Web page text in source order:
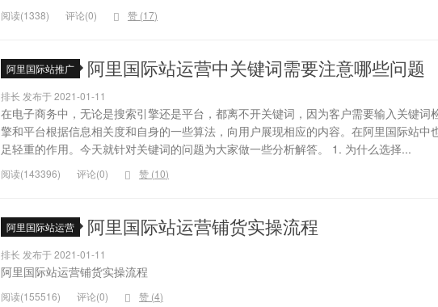
阅读(1338) 评论(0) 赞 (17)
阿里国际站推广 阿里国际站运营中关键词需要注意哪些问题
排长 发布于 2021-01-11
在电子商务中，无论是搜索引擎还是平台，都离不开关键词，因为客户需要输入关键词
擎和平台根据信息相关度和自身的一些算法，向用户展现相应的内容。在阿里国际站中
足轻重的作用。今天就针对关键词的问题为大家做一些分析解答。 1. 为什么选择...
阅读(143396) 评论(0) 赞 (10)
阿里国际站运营 阿里国际站运营铺货实操流程
排长 发布于 2021-01-11
阿里国际站运营铺货实操流程
阅读(155516) 评论(0) 赞 (4)